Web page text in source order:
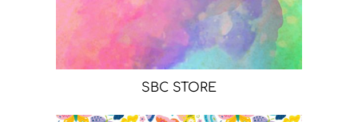
SBC STORE